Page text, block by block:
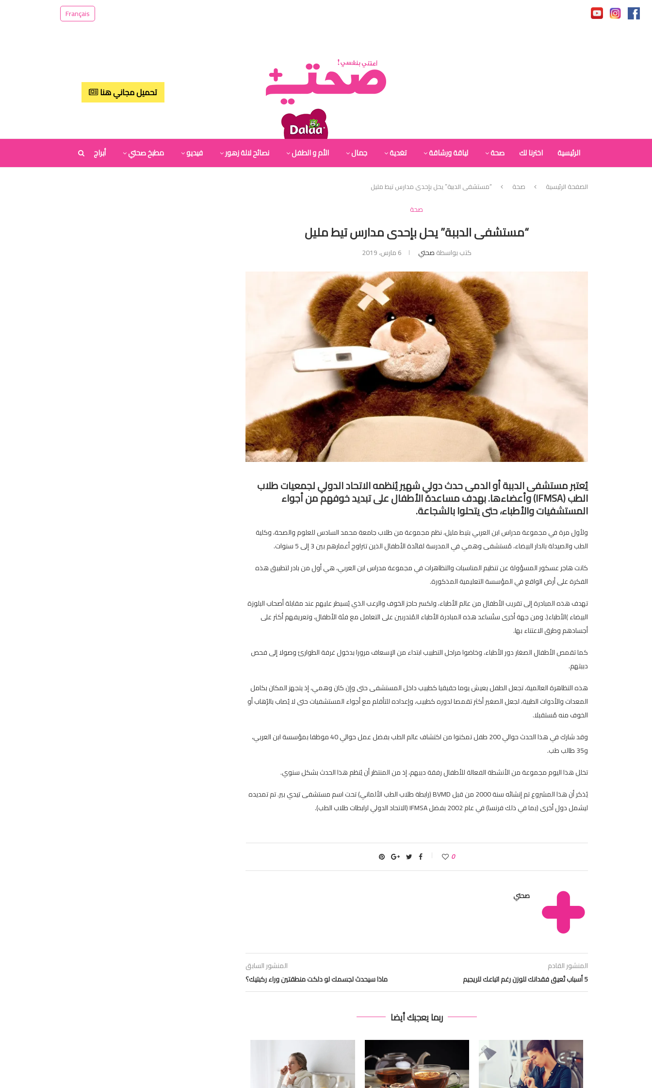
Français
تحميل مجاني هنا
الرئيسية اخترنا لك صحة لياقة ورشاقة تغدية جمال الأم و الطفل نصائح لالة زهور فيديو مطبخ صحتي أبراج
الصفحة الرئيسية صحة
“مستشفى الدببة” يحل بإحدى مدارس تيط مليل
صحة
“مستشفى الدببة” يحل بإحدى مدارس تيط مليل
كتب بواسطةصحتي 6 مارس، 2019
يُعتبر مستشفى الدببة أو الدمى حدث دولي شهير يُنظمه الاتحاد الدولي لجمعيات طلاب
الطب (IFMSA) وأعضاءها. بهدف مساعدة الأطفال على تبديد خوفهم من أجواء
المستشفيات والأطباء، حتى يتحلوا بالشجاعة.
ولأول مرة في مجموعة مدراس ابن العربي بتيط مليل، نظم مجموعة من طلاب جامعة محمد السادس للعلوم والصحة، وكلية
الطب والصيدلة بالدار البيضاء، مُستشفى وهمي في المدرسة لفائدة الأطفال الذين تتراوح أعمارهم بين 3 إلى 5 سنوات.
كانت هاجر عسكور المسؤولة عن تنظيم المناسبات والتظاهرات في مجموعة مدراس ابن العربي، هي أول من بادر لتطبيق هذه
الفكرة على أرض الواقع في المؤسسة التعليمية المذكورة.
تهدف هذه المبادرة إلى تقريب الأطفال من عالم الأطباء، ولكسر حاجز الخوف والرعب الذي يُسيطر عليهم عند مقابلة أصحاب البلوزة
البيضاء )الأطباء(. ومن جهة أخرى ستُساعد هذه المبادرة الأطباء المُتدربين على التعامل مع فئة الأطفال، وتعريفهم أكثر على
أجسادهم وطرق الاعتناء بها.
كما تقمص الأطفال الصغار دور الأطباء، وخاضوا مراحل التطبيب ابتداء من الإسعاف مرورا بدخول غرفة الطوارئ وصولا إلى فحص
دببتهم.
هذه التظاهرة العالمية، تجعل الطفل يعيش يوما حقيقيا كطبيب داخل المستشفى حتى وإن كان وهمي، إذ يتجهز المكان بكامل
المعدات والأدوات الطبية، لجعل الصغير أكثر تقمصا لدوره كطبيب، وإعداده للتأقلم مع أجواء المستشفيات حتى لا يُصاب بالرُهاب أو
الخوف منه مُستقبلا.
وقد شارك في هذا الحدث حوالي 200 طفل تمكنوا من اكتشاف عالم الطب بفضل عمل حوالي 40 موظفا بمؤسسة ابن العربي،
و35 طالب طب.
تخلل هذا اليوم مجموعة من الأنشطة الفعالة للأطفال رفقة دببهم، إذ من المنتظر أن يُنظم هذا الحدث بشكل سنوي.
يُذكر أن هذا المشروع تم إنشائه سنة 2000 من قبل BVMD (رابطة طلاب الطب الألماني) تحت اسم مستشفى تيدي بير. تم تمديده
ليشمل دول أخرى (بما في ذلك فرنسا) في عام 2002 بفضل IFMSA (الاتحاد الدولي لرابطات طلاب الطب).
0
صحتي
المنشور السابق
ماذا سيحدث لجسمك لو دلكت منطقتين وراء ركبتيك؟
المنشور القادم
5 أسباب تُعيق فقدانك للوزن رغم اتباعك للريجيم
ربما يعجبك أيضا